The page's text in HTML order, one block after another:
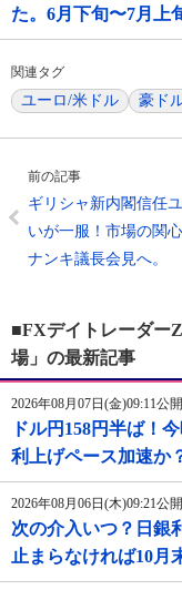
た。6月下旬〜7月上
関連タグ
ユーロ/米ドル 豪ド
前の記事
ギリシャ新内閣信任
いが一服！市場の関
ナンキ議長会見へ。
■FXデイトレーダー
場」の最新記事
2026年08月07日(金)09:11公開
ドル円158円半ば！
利上げペース加速か
2026年08月06日(木)09:21公開
次の介入いつ？日銀
止まらなければ10月